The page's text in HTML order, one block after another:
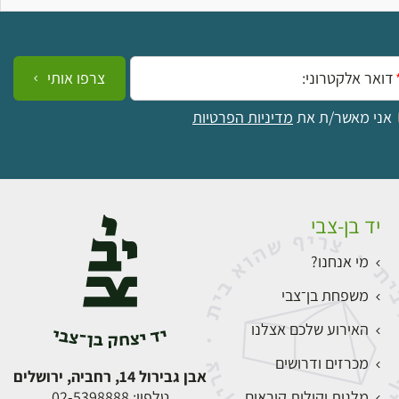
אני מאשר/ת את מדיניות הפרטיות
צרפו אותי
יד בן-צבי
מי אנחנו?
משפחת בן־צבי
האירוע שלכם אצלנו
מכרזים ודרושים
אבן גבירול 14, רחביה, ירושלים